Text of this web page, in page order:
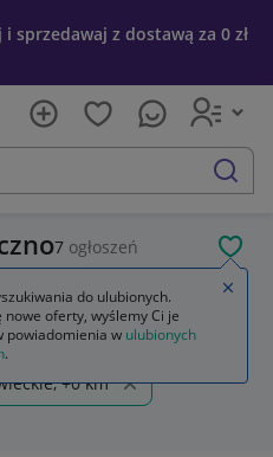
sprzedawaj z dostawą za 0 zł
szukaj
7 ogłoszeń
+0 km
do ulubionych.
nowe oferty, wyślemy Ci je
powiadomienia w ulubionych
.